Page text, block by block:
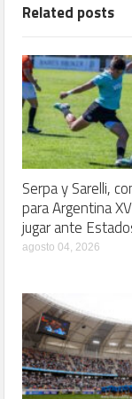
Related posts
Serpa y Sarelli,
para Argentina
jugar ante
agosto 04, 2026